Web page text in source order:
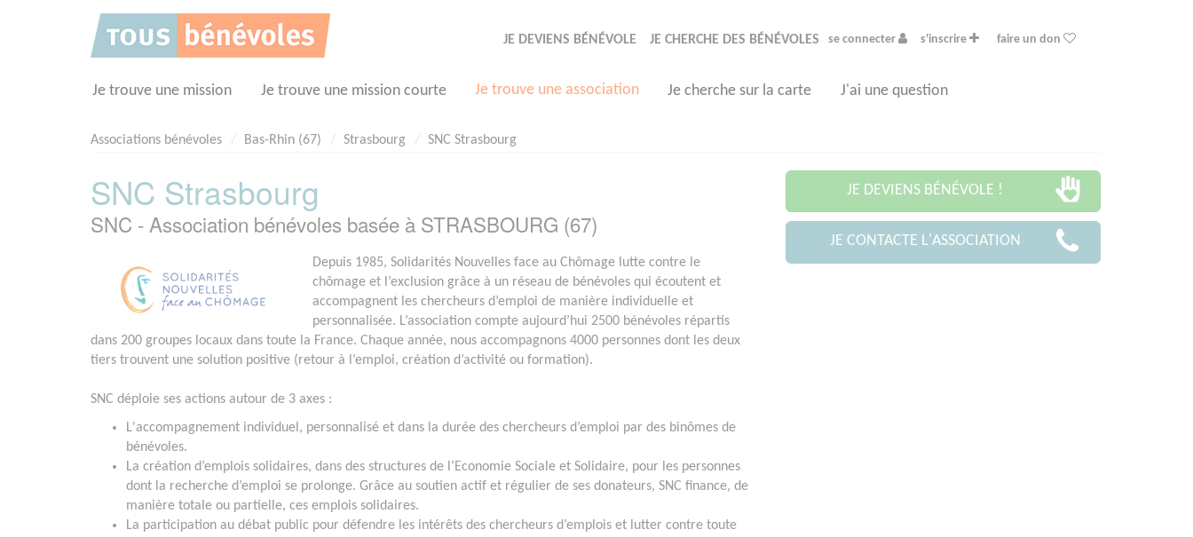
JE DEVIENS BÉNÉVOLE JE CHERCHE DES BÉNÉVOLES se connecter s'inscrire faire un don
Je trouve une mission Je trouve une mission courte Je trouve une association Je cherche sur la carte J'ai une question
Associations bénévoles Bas-Rhin (67) Strasbourg SNC Strasbourg
SNC Strasbourg
SNC - Association bénévoles basée à STRASBOURG (67)
Depuis 1985, Solidarités Nouvelles face au Chômage lutte contre le
chômage et l’exclusion grâce à un réseau de bénévoles qui écoutent et
accompagnent les chercheurs d’emploi de manière individuelle et
personnalisée. L’association compte aujourd’hui 2500 bénévoles répartis
dans 200 groupes locaux dans toute la France. Chaque année, nous accompagnons 4000 personnes dont les deux
tiers trouvent une solution positive (retour à l’emploi, création d’activité ou formation).
SNC déploie ses actions autour de 3 axes :
L'accompagnement individuel, personnalisé et dans la durée des chercheurs d’emploi par des binômes de
bénévoles.
La création d’emplois solidaires, dans des structures de l’Economie Sociale et Solidaire, pour les personnes
dont la recherche d’emploi se prolonge. Grâce au soutien actif et régulier de ses donateurs, SNC finance, de
manière totale ou partielle, ces emplois solidaires.
La participation au débat public pour défendre les intérêts des chercheurs d’emplois et lutter contre toute
JE DEVIENS BÉNÉVOLE !
JE CONTACTE L'ASSOCIATION